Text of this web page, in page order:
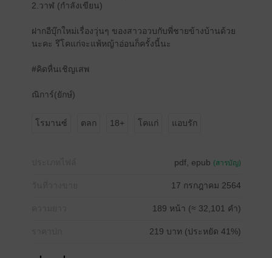
2.วาฬ (กำลังเขียน)
ฝากอีบุ๊กใหม่เรื่องวุ่นๆ ของสาวอวบกับพี่ชายข้างบ้านด้วย
นะคะ รึโคแก่จะแพ้หญ้าอ่อนก็ครั้งนี้นะ
#คิดหื่นเชิญเสพ
ณิการ์(ยักษ์)
โรมานซ์ ตลก 18+ โคแก่ แอบรัก
pdf, epub (สารบัญ)
17 กรกฎาคม 2564
189 หน้า (≈ 32,101 คำ)
219 บาท (ประหยัด 41%)